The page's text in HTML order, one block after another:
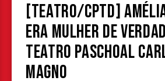
[TEATRO/CPTD]
era mulher de
Teatro Paschoal
Magno